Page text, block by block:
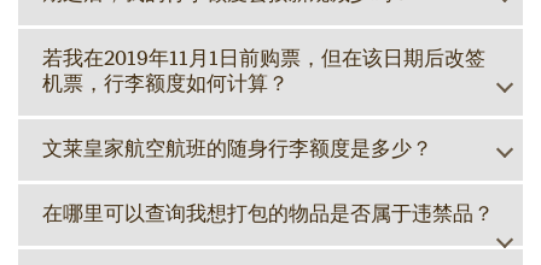
若我在2019年11月1日前购票，但在该日期后改签
机票，行李额度如何计算？
文莱皇家航空航班的随身行李额度是多少？
在哪里可以查询我想打包的物品是否属于违禁品？